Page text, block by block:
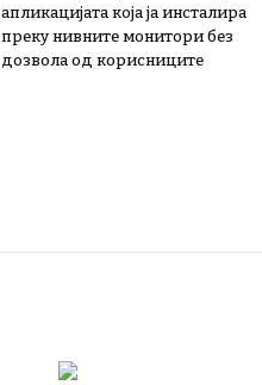
апликацијата која ја инсталира
преку нивните монитори без
дозвола од корисниците